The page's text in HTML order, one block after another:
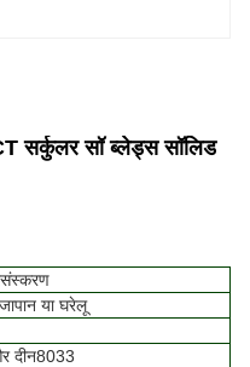
सर्कुलर सॉ ब्लेड्स सॉलिड
या घरेलू
दीन8033